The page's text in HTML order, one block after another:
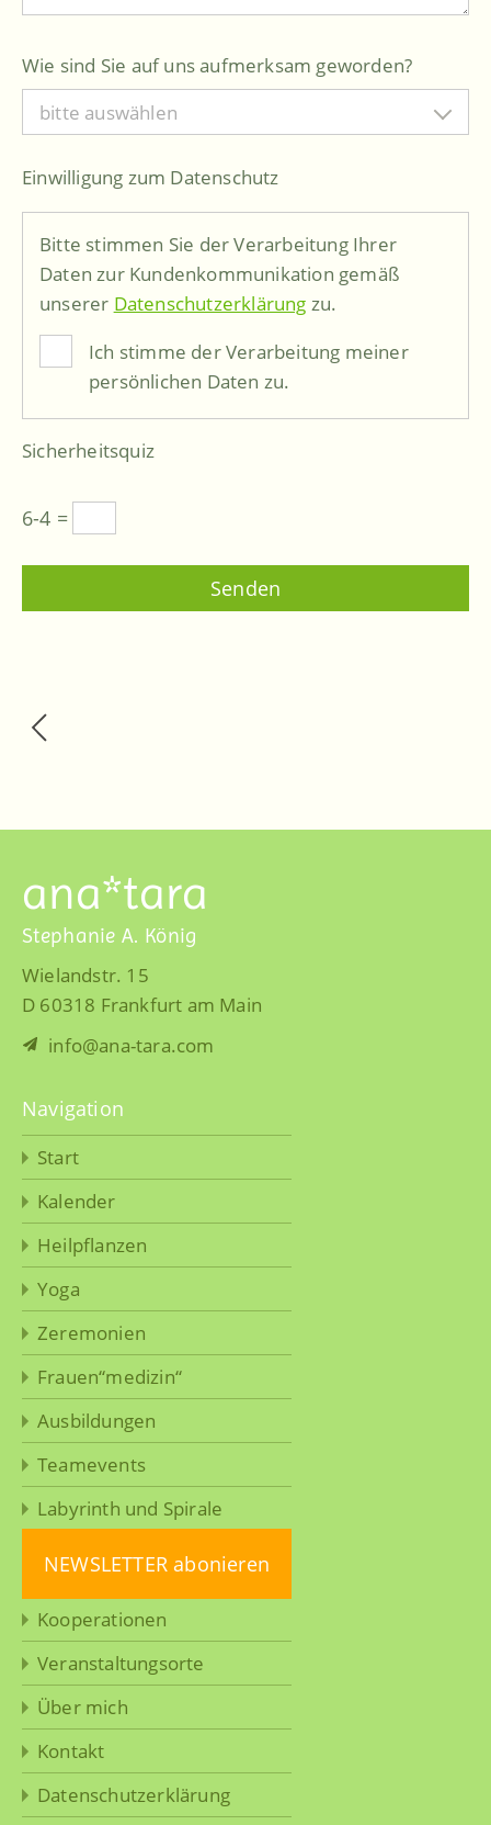
Wie sind Sie auf uns aufmerksam geworden?
bitte auswählen
Einwilligung zum Datenschutz
Bitte stimmen Sie der Verarbeitung Ihrer
Daten zur Kundenkommunikation gemäß
unserer Datenschutzerklärung zu.
Ich stimme der Verarbeitung meiner
persönlichen Daten zu.
Sicherheitsquiz
6-4 =
ana*tara
Stephanie A. König
Wielandstr. 15
D 60318 Frankfurt am Main
info@ana-tara.com
Navigation
Start
Kalender
Heilpflanzen
Yoga
Zeremonien
Frauen“medizin“
Ausbildungen
Teamevents
Labyrinth und Spirale
NEWSLETTER abonieren
Kooperationen
Veranstaltungsorte
Über mich
Kontakt
Datenschutz­erklärung